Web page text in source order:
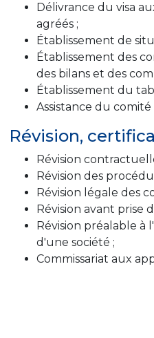
Délivrance du visa
agréés ;
Établissement de
Établissement des
des bilans et des
Établissement du
Assistance du
Révision,
Révision
Révision des
Révision légale des
Révision avant prise
Révision préalable
d'une société ;
Commissariat aux